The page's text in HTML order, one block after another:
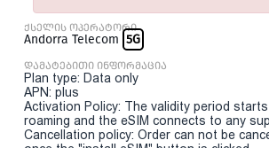
ქსელის ოპერატორი
Andorra Telecom 5G
დამატებითი ინფორმაცია
Plan type: Data only
APN: plus
Activation Policy: The validity period
roaming and the eSIM connects to any
Cancellation policy: Order can not be